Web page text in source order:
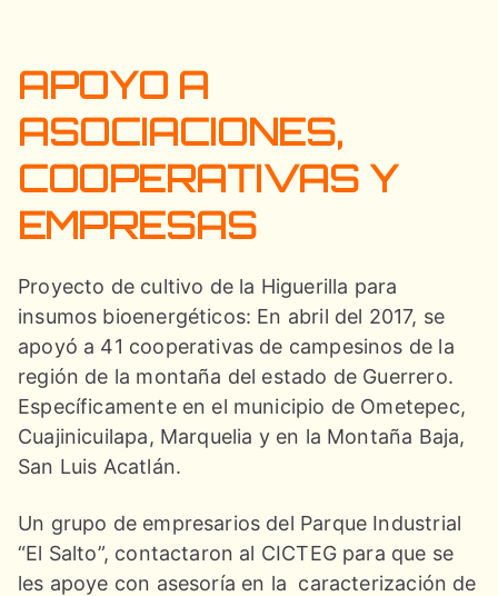
APOYO A
ASOCIACIONES,
COOPERATIVAS Y
EMPRESAS
Proyecto de cultivo de la Higuerilla para
insumos bioenergéticos: En abril del 2017, se
apoyó a 41 cooperativas de campesinos de la
región de la montaña del estado de Guerrero.
Específicamente en el municipio de Ometepec,
Cuajinicuilapa, Marquelia y en la Montaña Baja,
San Luis Acatlán.
Un grupo de empresarios del Parque Industrial
“El Salto”, contactaron al CICTEG para que se
les apoye con asesoría en la caracterización de